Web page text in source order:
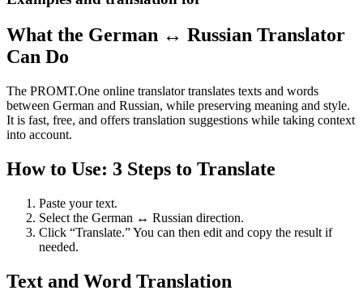
What the German ↔ Russian Translator
Can Do
The PROMT.One online translator translates texts and words
between German and Russian, while preserving meaning and style.
It is fast, free, and offers translation suggestions while taking context
into account.
How to Use: 3 Steps to Translate
Paste your text.
Select the German ↔ Russian direction.
Click “Translate.” You can then edit and copy the result if
needed.
Text and Word Translation